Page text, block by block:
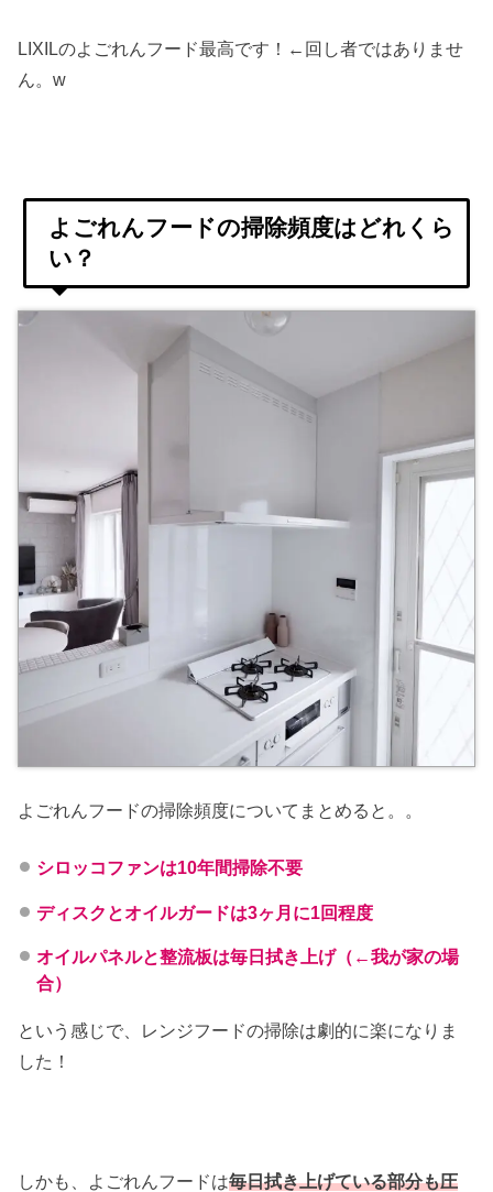
LIXILのよごれんフード最高です！←回し者ではありませ
ん。w
よごれんフードの掃除頻度はどれくら
い？
よごれんフードの掃除頻度についてまとめると。。
シロッコファンは10年間掃除不要
ディスクとオイルガードは3ヶ月に1回程度
オイルパネルと整流板は毎日拭き上げ（←我が家の場
合）
という感じで、レンジフードの掃除は劇的に楽になりま
した！
しかも、よごれんフードは毎日拭き上げている部分も圧